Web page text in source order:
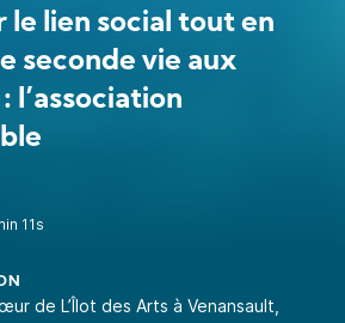
le lien social tout en
seconde vie aux
l’association
11s
de L’Îlot des Arts à Venansault,